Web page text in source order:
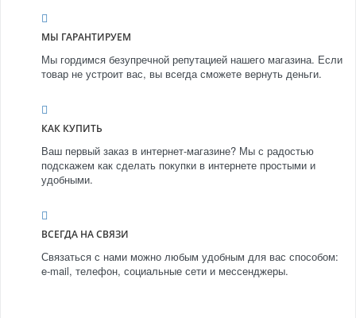
МЫ ГАРАНТИРУЕМ
Мы гордимся безупречной репутацией нашего магазина. Если
товар не устроит вас, вы всегда сможете вернуть деньги.
КАК КУПИТЬ
Ваш первый заказ в интернет-магазине? Мы с радостью
подскажем как сделать покупки в интернете простыми и
удобными.
ВСЕГДА НА СВЯЗИ
Связаться с нами можно любым удобным для вас способом:
e-mail, телефон, социальные сети и мессенджеры.